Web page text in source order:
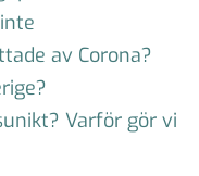
av Corona?
Varför gör vi